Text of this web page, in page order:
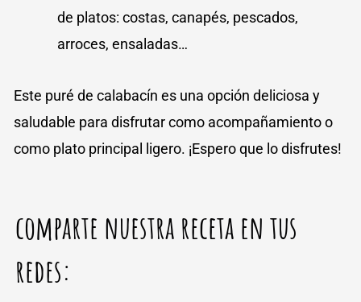
de platos: costas, canapés, pescados,
arroces, ensaladas…
Este puré de calabacín es una opción deliciosa y
saludable para disfrutar como acompañamiento o
como plato principal ligero. ¡Espero que lo disfrutes!
comparte nuestra receta en tus
redes: